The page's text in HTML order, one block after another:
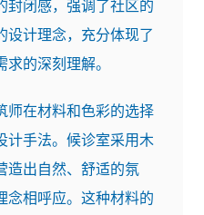
封闭感，强调了社区的
设计理念，充分体现了
的深刻理解。
师在材料和色彩的选择
计手法。候诊室采用木
造出自然、舒适的氛
念相呼应。这种材料的